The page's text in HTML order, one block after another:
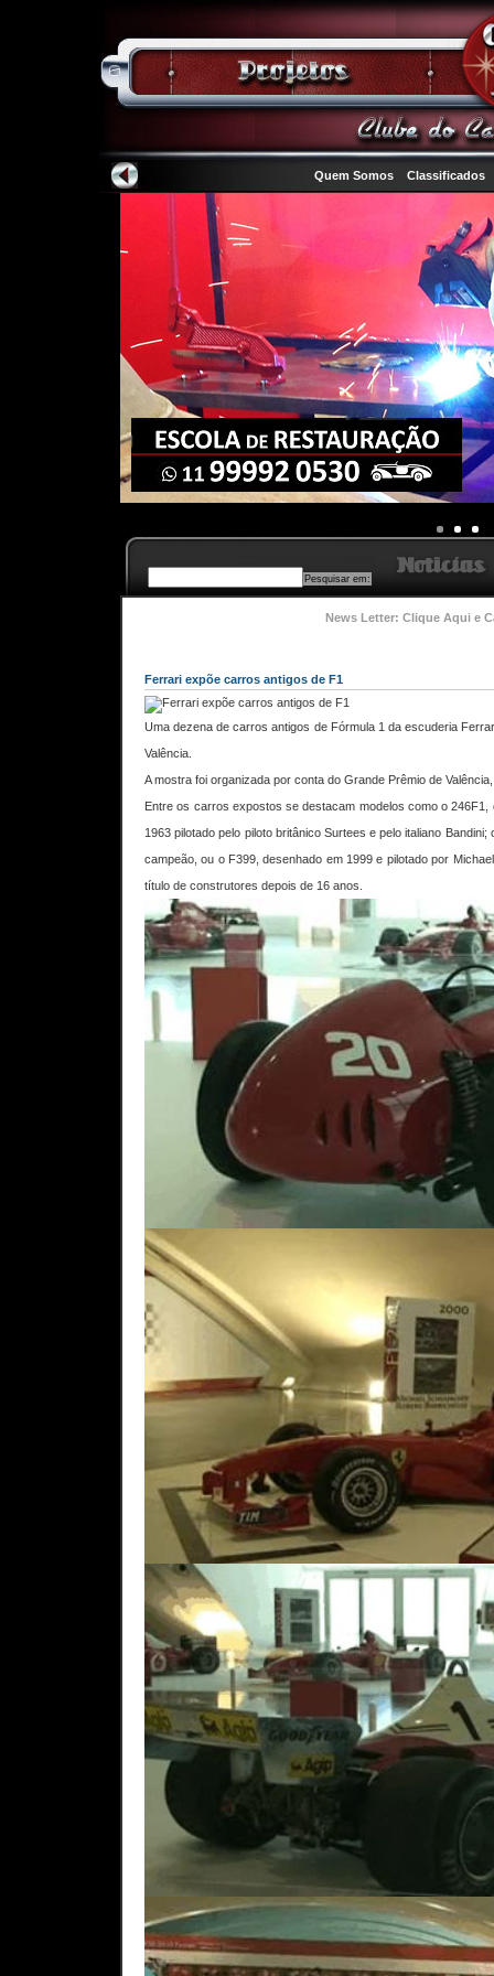
Quem Somos Classificados
News Letter: Clique Aqui e
Ferrari expõe carros antigos de F1
Uma dezena de carros antigos de Fórmula 1 da escuderia
Valência.
A mostra foi organizada por conta do Grande Prêmio de
Entre os carros expostos se destacam modelos como o
1963 pilotado pelo piloto britânico Surtees e pelo italiano
campeão, ou o F399, desenhado em 1999 e pilotado por
título de construtores depois de 16 anos.